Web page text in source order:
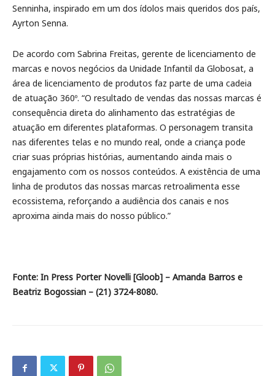
Senninha, inspirado em um dos ídolos mais queridos dos país,
Ayrton Senna.
De acordo com Sabrina Freitas, gerente de licenciamento de
marcas e novos negócios da Unidade Infantil da Globosat, a
área de licenciamento de produtos faz parte de uma cadeia
de atuação 360º. “O resultado de vendas das nossas marcas é
consequência direta do alinhamento das estratégias de
atuação em diferentes plataformas. O personagem transita
nas diferentes telas e no mundo real, onde a criança pode
criar suas próprias histórias, aumentando ainda mais o
engajamento com os nossos conteúdos. A existência de uma
linha de produtos das nossas marcas retroalimenta esse
ecossistema, reforçando a audiência dos canais e nos
aproxima ainda mais do nosso público.”
Fonte: In Press Porter Novelli [Gloob] – Amanda Barros e
Beatriz Bogossian – (21) 3724-8080.